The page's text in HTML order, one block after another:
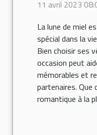
11 avril 2023
La lune de miel
spécial dans la
Bien choisir ses
occasion peut
mémorables et
partenaires. Que
romantique à la